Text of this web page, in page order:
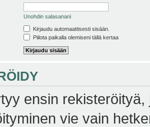
Unohdin salasanani
Kirjaudu automaattisesti sisään.
Piilota paikalla olemiseni tällä kertaa
ensin
vie vain